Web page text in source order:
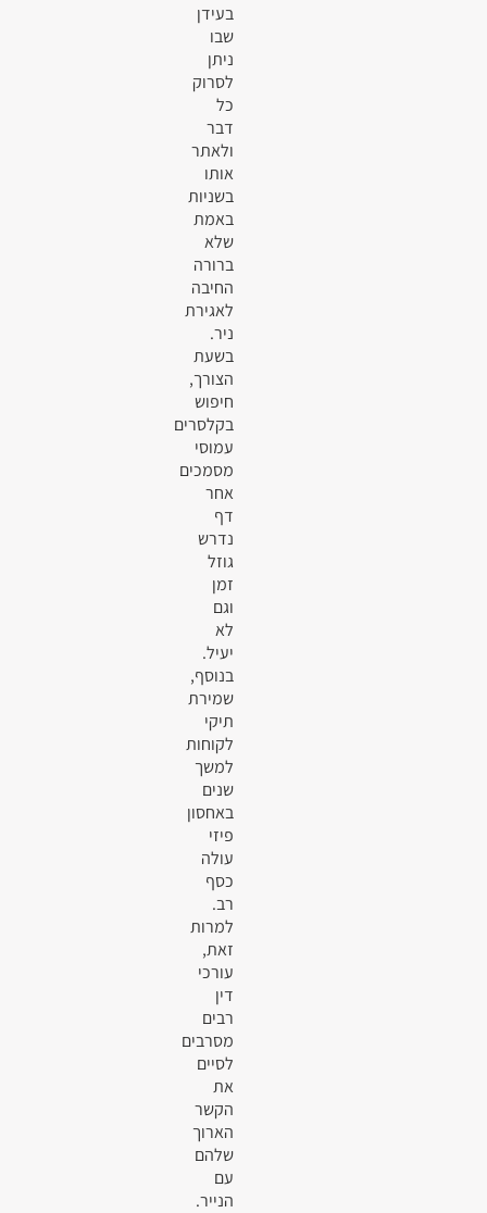
בעידן
שבו
ניתן
לסרוק
כל
דבר
ולאתר
אותו
בשניות
באמת
שלא
ברורה
החיבה
לאגירת
ניר.
בשעת
הצורך,
חיפוש
בקלסרים
עמוסי
מסמכים
אחר
דף
נדרש
גוזל
זמן
וגם
לא
יעיל.
בנוסף,
שמירת
תיקי
לקוחות
למשך
שנים
באחסון
פיזי
עולה
כסף
רב.
למרות
זאת,
עורכי
דין
רבים
מסרבים
לסיים
את
הקשר
הארוך
שלהם
עם
הנייר.